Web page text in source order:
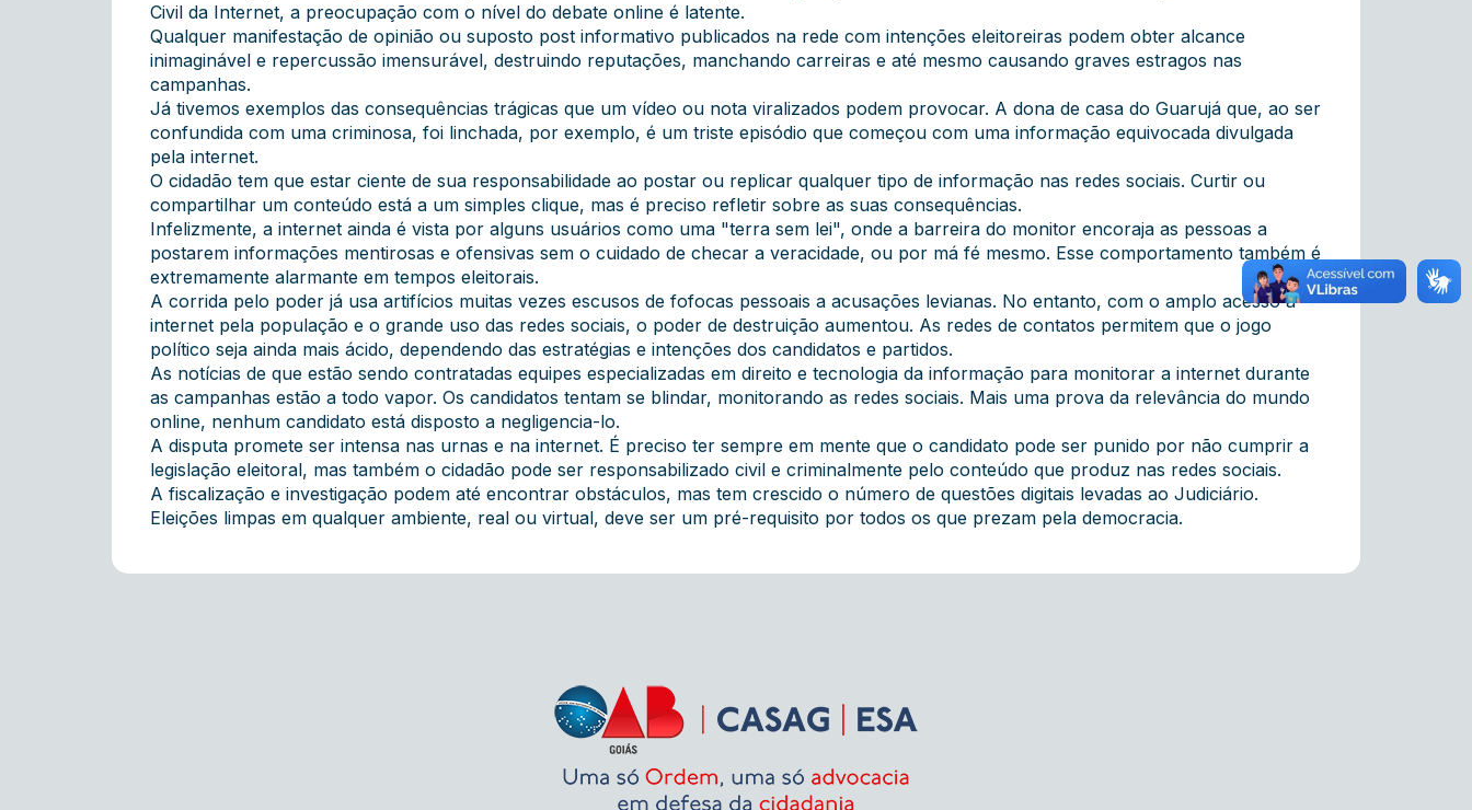
Civil da Internet, a preocupação com o nível do debate online é latente.
Qualquer manifestação de opinião ou suposto post informativo publicados na rede com intenções eleitoreiras podem obter alcance
inimaginável e repercussão imensurável, destruindo reputações, manchando carreiras e até mesmo causando graves estragos nas
campanhas.
Já tivemos exemplos das consequências trágicas que um vídeo ou nota viralizados podem provocar. A dona de casa do Guarujá que, ao ser
confundida com uma criminosa, foi linchada, por exemplo, é um triste episódio que começou com uma informação equivocada divulgada
pela internet.
O cidadão tem que estar ciente de sua responsabilidade ao postar ou replicar qualquer tipo de informação nas redes sociais. Curtir ou
compartilhar um conteúdo está a um simples clique, mas é preciso refletir sobre as suas consequências.
Infelizmente, a internet ainda é vista por alguns usuários como uma "terra sem lei", onde a barreira do monitor encoraja as pessoas a
postarem informações mentirosas e ofensivas sem o cuidado de checar a veracidade, ou por má fé mesmo. Esse comportamento também é
extremamente alarmante em tempos eleitorais.
A corrida pelo poder já usa artifícios muitas vezes escusos de fofocas pessoais a acusações levianas. No entanto, com o amplo acesso à
internet pela população e o grande uso das redes sociais, o poder de destruição aumentou. As redes de contatos permitem que o jogo
político seja ainda mais ácido, dependendo das estratégias e intenções dos candidatos e partidos.
As notícias de que estão sendo contratadas equipes especializadas em direito e tecnologia da informação para monitorar a internet durante
as campanhas estão a todo vapor. Os candidatos tentam se blindar, monitorando as redes sociais. Mais uma prova da relevância do mundo
online, nenhum candidato está disposto a negligencia-lo.
A disputa promete ser intensa nas urnas e na internet. É preciso ter sempre em mente que o candidato pode ser punido por não cumprir a
legislação eleitoral, mas também o cidadão pode ser responsabilizado civil e criminalmente pelo conteúdo que produz nas redes sociais.
A fiscalização e investigação podem até encontrar obstáculos, mas tem crescido o número de questões digitais levadas ao Judiciário.
Eleições limpas em qualquer ambiente, real ou virtual, deve ser um pré-requisito por todos os que prezam pela democracia.